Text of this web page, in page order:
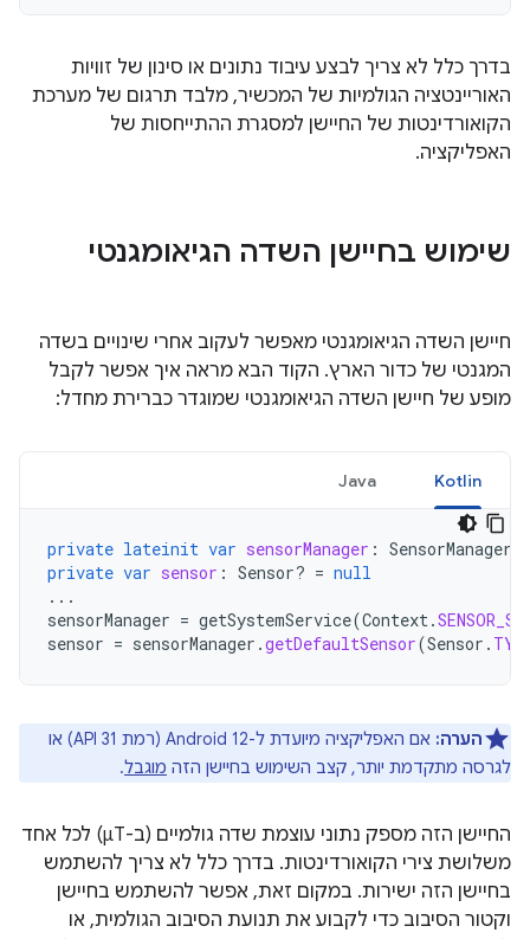
בדרך כלל לא צריך לבצע עיבוד נתונים או סינון של זוויות
האוריינטציה הגולמיות של המכשיר, מלבד תרגום של מערכת
הקואורדינטות של החיישן למסגרת ההתייחסות של
האפליקציה.
שימוש בחיישן השדה הגיאומגנטי
חיישן השדה הגיאומגנטי מאפשר לעקוב אחרי שינויים בשדה
המגנטי של כדור הארץ. הקוד הבא מראה איך אפשר לקבל
מופע של חיישן השדה הגיאומגנטי שמוגדר כברירת מחדל:
Kotlin
Java
private lateinit var sensorManager : SensorManager
private var sensor : Sensor? = null
...
sensorManager = getSystemService(Context.
sensor = sensorManager .getDefaultSensor(Sensor .
הערה:
אם האפליקציה מיועדת ל-Android 12 (רמת API 31) או
לגרסה מתקדמת יותר, קצב השימוש בחיישן הזה מוגבל.
החיישן הזה מספק נתוני עוצמת שדה גולמיים (ב-μT) לכל אחד
משלושת צירי הקואורדינטות. בדרך כלל לא צריך להשתמש
בחיישן הזה ישירות. במקום זאת, אפשר להשתמש בחיישן
וקטור הסיבוב כדי לקבוע את תנועת הסיבוב הגולמית, או